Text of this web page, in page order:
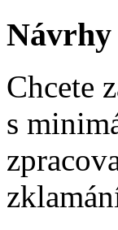
Chcete
s